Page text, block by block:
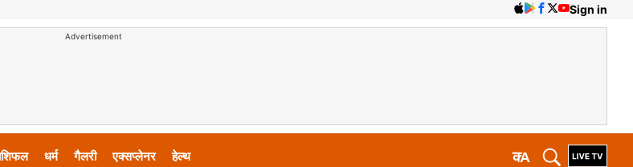
Sign in
Advertisement
धर्म गैलरी एक्सप्लेनर हेल्थ A
क